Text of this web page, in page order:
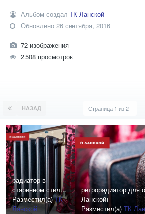
Альбом создалТК Ланской
Обновлено26 сентября, 2016
72 изображения
2 508 просмотров
НАЗАД Страница 1 из 2
радиатор в
старинном стиле
в ТК Ланской
Разместил(а)ТК
Ланской
ретрорадиатор для
Ланской)
Разместил(а) ТК